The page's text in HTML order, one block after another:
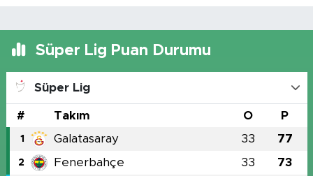
Süper Lig Puan Durumu
Süper Lig
# Takım O P
1 Galatasaray 33 77
2 Fenerbahçe 33 73